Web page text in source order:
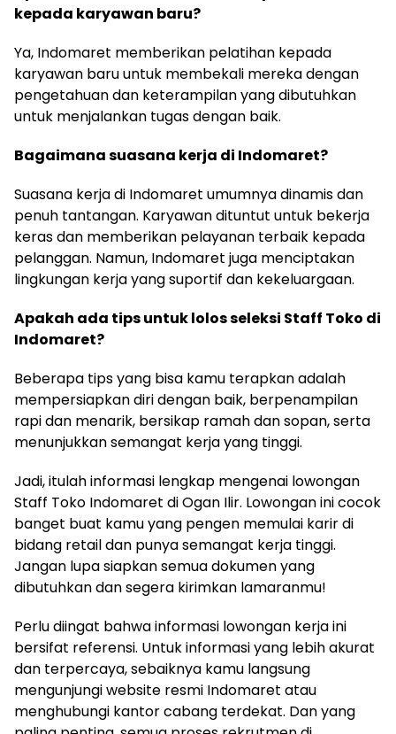
kepada karyawan baru?
Ya, Indomaret memberikan pelatihan kepada
karyawan baru untuk membekali mereka dengan
pengetahuan dan keterampilan yang dibutuhkan
untuk menjalankan tugas dengan baik.
Bagaimana suasana kerja di Indomaret?
Suasana kerja di Indomaret umumnya dinamis dan
penuh tantangan. Karyawan dituntut untuk bekerja
keras dan memberikan pelayanan terbaik kepada
pelanggan. Namun, Indomaret juga menciptakan
lingkungan kerja yang suportif dan kekeluargaan.
Apakah ada tips untuk lolos seleksi Staff Toko di
Indomaret?
Beberapa tips yang bisa kamu terapkan adalah
mempersiapkan diri dengan baik, berpenampilan
rapi dan menarik, bersikap ramah dan sopan, serta
menunjukkan semangat kerja yang tinggi.
Jadi, itulah informasi lengkap mengenai lowongan
Staff Toko Indomaret di Ogan Ilir. Lowongan ini cocok
banget buat kamu yang pengen memulai karir di
bidang retail dan punya semangat kerja tinggi.
Jangan lupa siapkan semua dokumen yang
dibutuhkan dan segera kirimkan lamaranmu!
Perlu diingat bahwa informasi lowongan kerja ini
bersifat referensi. Untuk informasi yang lebih akurat
dan terpercaya, sebaiknya kamu langsung
mengunjungi website resmi Indomaret atau
menghubungi kantor cabang terdekat. Dan yang